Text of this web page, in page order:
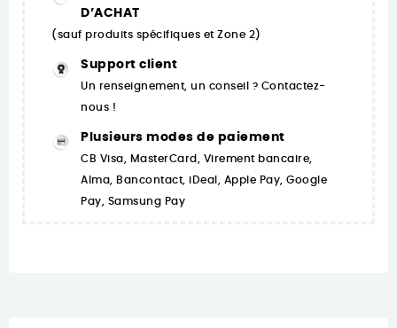
D’ACHAT
(sauf produits spécifiques et Zone 2)
Support client
Un renseignement, un conseil ? Contactez-
nous !
Plusieurs modes de paiement
CB Visa, MasterCard, Virement bancaire,
Alma, Bancontact, iDeal, Apple Pay, Google
Pay, Samsung Pay